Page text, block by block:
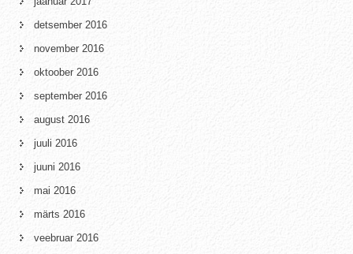
detsember 2016
november 2016
oktoober 2016
september 2016
august 2016
juuli 2016
juuni 2016
mai 2016
märts 2016
veebruar 2016